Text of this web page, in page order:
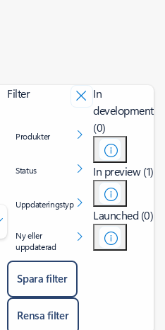
Filter
Produkter
Status
Uppdateringstyp
Ny eller
uppdaterad
Spara filter
Rensa filter
In
development
(0)
In preview (1)
Launched (0)